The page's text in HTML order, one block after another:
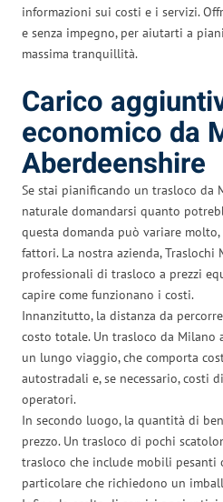
informazioni sui costi e i servizi.
e senza impegno, per aiutarti a
massima tranquillità.
Carico
economico da
Aberdeenshire
Se stai pianificando un trasloco da
naturale domandarsi quanto
questa domanda può variare
fattori. La nostra azienda, Traslochi
professionali di trasloco a prezzi
capire come funzionano i costi.
Innanzitutto, la distanza da
costo totale. Un trasloco da Milano
un lungo viaggio, che comporta
autostradali e, se necessario, costi
operatori.
In secondo luogo, la quantità di
prezzo. Un trasloco di pochi
trasloco che include mobili
particolare che richiedono un